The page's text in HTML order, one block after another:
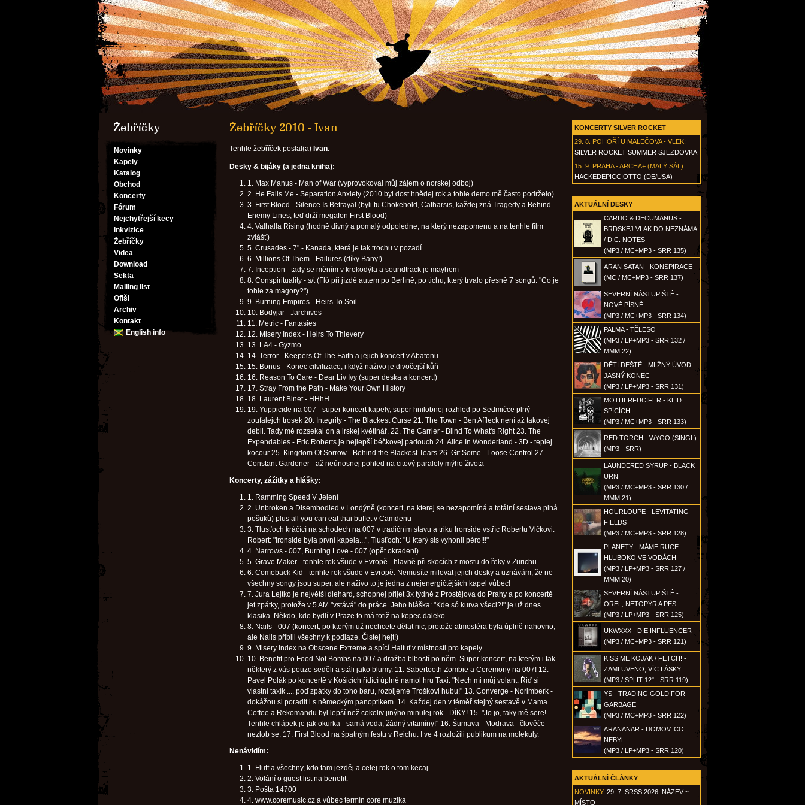
Žebříčky
Novinky
Kapely
Katalog
Obchod
Koncerty
Fórum
Nejchytřejší kecy
Inkvizice
Žebříčky
Videa
Download
Sekta
Mailing list
Ofišl
Archiv
Kontakt
English info
KONCERTY SILVER ROCKET
29. 8. POHOŘÍ U MALEČOVA - VLEK:
SILVER ROCKET SUMMER SJEZDOVKA
15. 9. PRAHA - ARCHA+ (MALÝ SÁL):
HACKEDEPICCIOTTO (DE/USA)
AKTUÁLNÍ DESKY
CARDO & DECUMANUS -
BRDSKEJ VLAK DO NEZNÁMA
/ D.C. NOTES
(MP3 / MC+MP3 - SRR 135)
ARAN SATAN - KONSPIRACE
(MC / MC+MP3 - SRR 137)
SEVERNÍ NÁSTUPIŠTĚ -
NOVÉ PÍSNĚ
(MP3 / MC+MP3 - SRR 134)
PALMA - TĚLESO
(MP3 / LP+MP3 - SRR 132 /
MMM 22)
DĚTI DEŠTĚ - MLŽNÝ ÚVOD
JASNÝ KONEC
(MP3 / LP+MP3 - SRR 131)
MOTHERFUCIFER - KLID
SPÍCÍCH
(MP3 / MC+MP3 - SRR 133)
RED TORCH - WYGO (SINGL)
(MP3 - SRR)
LAUNDERED SYRUP - BLACK
URN
(MP3 / MC+MP3 - SRR 130 /
MMM 21)
HOURLOUPE - LEVITATING
FIELDS
(MP3 / MC+MP3 - SRR 128)
PLANETY - MÁME RUCE
HLUBOKO VE VODÁCH
(MP3 / LP+MP3 - SRR 127 /
MMM 20)
SEVERNÍ NÁSTUPIŠTĚ -
OREL, NETOPÝR A PES
(MP3 / LP+MP3 - SRR 125)
UKWXXX - DIE INFLUENCER
(MP3 / MC+MP3 - SRR 121)
KISS ME KOJAK / FETCH! -
ZAMLUVENO, VÍC LÁSKY
(MP3 / SPLIT 12" - SRR 119)
YS - TRADING GOLD FOR
GARBAGE
(MP3 / MC+MP3 - SRR 122)
ARANANAR - DOMOV, CO
NEBYL
(MP3 / LP+MP3 - SRR 120)
AKTUÁLNÍ ČLÁNKY
NOVINKY: 29. 7. SRSS 2026: NÁZEV ~
MÍSTO
Žebříčky 2010 - Ivan
Tenhle žebříček poslal(a) Ivan.
Desky & bijáky (a jedna kniha):
1. Max Manus - Man of War (vyprovokoval můj zájem o norskej odboj)
2. He Fails Me - Separation Anxiety (2010 byl dost hnědej rok a tohle demo mě často podrželo)
3. First Blood - Silence Is Betrayal (byli tu Chokehold, Catharsis, každej zná Tragedy a Behind
Enemy Lines, teď drží megafon First Blood)
4. Valhalla Rising (hodně divný a pomalý odpoledne, na který nezapomenu a na tenhle film
zvlášť)
5. Crusades - 7" - Kanada, která je tak trochu v pozadí
6. Millions Of Them - Failures (díky Bany!)
7. Inception - tady se měním v krokodýla a soundtrack je mayhem
8. Conspirituality - s/t (Fló při jízdě autem po Berlíně, po tichu, který trvalo přesně 7 songů: "Co je
tohle za magory?")
9. Burning Empires - Heirs To Soil
10. Bodyjar - Jarchives
11. Metric - Fantasies
12. Misery Index - Heirs To Thievery
13. LA4 - Gyzmo
14. Terror - Keepers Of The Faith a jejich koncert v Abatonu
15. Bonus - Konec cilvilizace, i když naživo je divočejší kůň
16. Reason To Care - Dear Liv Ivy (super deska a koncert!)
17. Stray From the Path - Make Your Own History
18. Laurent Binet - HHhH
19. Yuppicide na 007 - super koncert kapely, super hnilobnej rozhled po Sedmičce plný
zoufalejch trosek 20. Integrity - The Blackest Curse 21. The Town - Ben Affleck není až takovej
debil. Tady mě rozsekal on a irskej květinář. 22. The Carrier - Blind To What's Right 23. The
Expendables - Eric Roberts je nejlepší béčkovej padouch 24. Alice In Wonderland - 3D - teplej
kocour 25. Kingdom Of Sorrow - Behind the Blackest Tears 26. Git Some - Loose Control 27.
Constant Gardener - až neúnosnej pohled na citový paralely mýho života
Koncerty, zážitky a hlášky:
1. Ramming Speed V Jelení
2. Unbroken a Disembodied v Londýně (koncert, na kterej se nezapomíná a totální sestava plná
pošuků) plus all you can eat thai buffet v Camdenu
3. Tlusťoch kráčící na schodech na 007 v tradičním stavu a triku Ironside vstříc Robertu Vlčkovi.
Robert: "Ironside byla první kapela...", Tlusťoch: "U který sis vyhonil péro!!!"
4. Narrows - 007, Burning Love - 007 (opět okradeni)
5. Grave Maker - tenhle rok všude v Evropě - hlavně při skocích z mostu do řeky v Zurichu
6. Comeback Kid - tenhle rok všude v Evropě. Nemusíte milovat jejich desky a uznávám, že ne
všechny songy jsou super, ale naživo to je jedna z nejenergičtějších kapel vůbec!
7. Jura Lejtko je největší diehard, schopnej přijet 3x týdně z Prostějova do Prahy a po koncertě
jet zpátky, protože v 5 AM "vstává" do práce. Jeho hláška: "Kde só kurva všeci?!" je už dnes
klasika. Někdo, kdo bydlí v Praze to má totiž na kopec daleko.
8. Nails - 007 (koncert, po kterým už nechcete dělat nic, protože atmosféra byla úplně nahovno,
ale Nails přibili všechny k podlaze. Čistej hejt!)
9. Misery Index na Obscene Extreme a spící Haltuf v místnosti pro kapely
10. Benefit pro Food Not Bombs na 007 a dražba blbostí po něm. Super koncert, na kterým i tak
některý z vás pouze seděli a stáli jako blumy. 11. Sabertooth Zombie a Ceremony na 007! 12.
Pavel Polák po koncertě v Košicích řídící úplně namol hru Taxi: "Nech mi můj volant. Řiď si
vlastní taxík .... poď zpátky do toho baru, rozbijeme Troškovi hubu!" 13. Converge - Norimberk -
dokážou si poradit i s německým panoptikem. 14. Každej den v téměř stejný sestavě v Mama
Coffee a Rekomandu byl lepší než cokoliv jinýho minulej rok - DÍKY! 15. "Jo jo, taky mě sere!
Tenhle chlápek je jak okurka - samá voda, žádný vitamíny!" 16. Šumava - Modrava - člověče
nezlob se. 17. First Blood na špatným festu v Reichu. I ve 4 rozložili publikum na molekuly.
Nenávidím:
1. Fluff a všechny, kdo tam jezděj a celej rok o tom kecaj.
2. Volání o guest list na benefit.
3. Pošta 14700
4. www.coremusic.cz a vůbec termín core muzika